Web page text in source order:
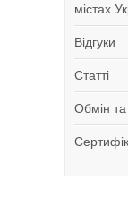
містах
Відгуки
Статті
Обмін